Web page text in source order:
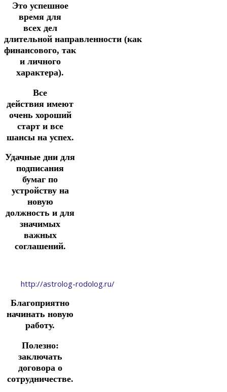
Это успешное
время для
всех дел
длительной направленности (как
финансового, так
и личного
характера).
Все
действия имеют
очень хороший
старт и все
шансы на успех.
Удачные дни для
подписания
бумаг по
устройству на
новую
должность и для
значимых
важных
соглашений.
http://astrolog-rodolog.ru/
Благоприятно
начинать новую
работу.
Полезно:
заключать
договора о
сотрудничестве.